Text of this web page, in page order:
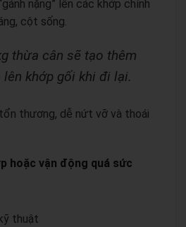
nặng” lên các khớp chính
cột sống.
thừa cân sẽ tạo thêm
khớp gối khi đi lại.
thương, dễ nứt vỡ và thoái
hoặc vận động quá sức
thuật